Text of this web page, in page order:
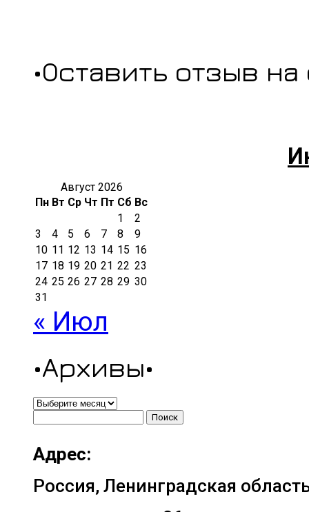
•Оставить отзыв на
Август 2026
Пн Вт Ср Чт Пт Сб Вс
1
2
3
4 5 6 7 8
9
10 11 12 13 14 15 16
17 18 19 20 21 22 23
24 25 26 27 28 29 30
31
« Июл
•Архивы•
•Архивы•
Адрес:
Россия, Ленинградская